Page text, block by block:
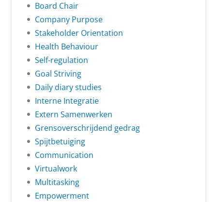
Board Chair
Company Purpose
Stakeholder Orientation
Health Behaviour
Self-regulation
Goal Striving
Daily diary studies
Interne Integratie
Extern Samenwerken
Grensoverschrijdend gedrag
Spijtbetuiging
Communication
Virtualwork
Multitasking
Empowerment